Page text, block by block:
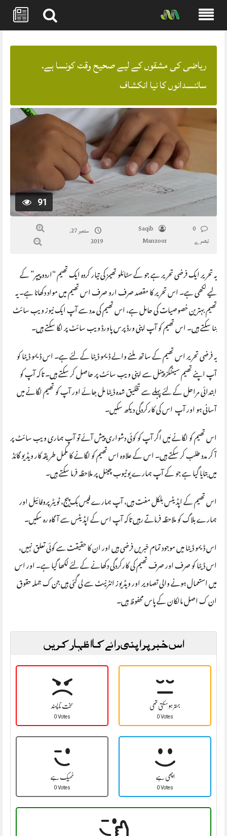
ریاضی کی مشقوں کے لیے صحیح وقت کونسا ہے.
سائنسدانوں کا نیا انکشاف
91
0
تبصرے
Saqib
Manzoor
ستمبر 27,
2019
یہ تحریر ایک فرضی تحریر ہے جو کے سٹائلو تھیمز کی تیار کردہ ایک تھیم “اردو پیپر” کے
لیے لکھی ہے۔ اس تحریر کا مقصد صرف ارو صرف اس تھیم میں مواد دکھانا ہے۔ یہ
تھیم بہترین خصوصیات کی حامل ہے، اس تھیم کی مدد سے آپ ایک نیوز ویب سائٹ
بنا سکتے ہیں۔ اس تھیم کو آپ اپنی ورڈپرس پاورڈ ویب سائٹ پر لگا سکتے ہیں۔
یہ فرضی تحریر اس تھیم کے ساتھ ملنے والے ڈیمو ڈیٹا کے لئے ہے۔ اس ڈیمو ڈیٹا کو
آپ اپنے تھیم سیٹنگز پینل سے اپنی ویب سائٹ پر حاصل کر سکتے ہیں۔ تاکہ آپ کو
ابتدائی مراحل کے لئے پہلے سے تخلیق شدہ ڈیٹا مل جائے اور آپ کو تھیم لگانے میں
آسانی ہو اور آپ اس کی کارکردگی دیکھ سکیں۔
اس تھیم کو لگانے مٰیں اگر آپ کو کوئی دشواری پیش آئے تو آپ ہماری ویب سائٹ پر
آ کر مدد طلب کر سکتے ہیں۔ اس کے علاوہ اس تھیم کو لگانے کا مکمل طریقہ کار ویڈیو گائڈ
میں بتایا گیا ہے جو کے آپ ہمارے یوٹیوب چینل پر ملاحظہ فرما سکتے ہیں۔
اس تھیم کے اپڈیٹس بلکل مفت ہیں، آپ ہمارے فیس بک پیج، ٹویٹر پروفائیل اور
ہمارے بلاگ کو ملاحظہ فرماتے رہیں تاکہ آپ اس کے اپڈیٹس سے آگاہ رہ سکیں۔
اس ڈیمو ڈیٹا میں موجود تمام خبریں فرضی ہیں اور ان کا حقیقت سے کوئی تعلق نہیں،
اس ڈیٹا کو صرف اور صرف تھیم کی کارکردگی دکھانے کے لئے لکھا گیا ہے۔ اور اس
میں استعمال ہونے والی تصاویر اور ویڈیوز انٹرنیٹ سے لی گئی ہیں جن ک جملہ حقوق
ان ک اصل مالکان کے پاس محفوظ ہیں۔
اس خبر پر اپنی رائے کا اظہار کریں
سخت نا پسند
0 Votes
بہتر ہو سکتی تھی
0 Votes
ٹھیک ہے
0 Votes
اچھی ہے
0 Votes